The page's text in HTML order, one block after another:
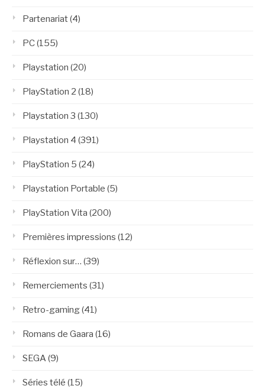
Partenariat(4)
PC(155)
Playstation (20)
PlayStation 2 (18)
Playstation 3 (130)
Playstation 4 (391)
PlayStation 5 (24)
Playstation Portable (5)
PlayStation Vita (200)
Premières impressions (12)
Réflexion sur… (39)
Remerciements (31)
Retro-gaming(41)
Romans de Gaara (16)
SEGA(9)
Séries télé (15)